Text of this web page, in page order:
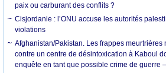
paix ou carburant des conflits ?
Cisjordanie : l’ONU accuse les autorités
violations
Afghanistan/Pakistan. Les frappes meurtrières
contre un centre de désintoxication à Kaboul
enquête en tant que possible crime de guerre